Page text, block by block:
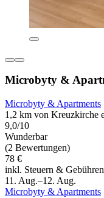
Microbyty &
Microbyty & Apartments
1,2 km von Kreuzkirche
9,0/10
Wunderbar
(2 Bewertungen)
78 €
inkl. Steuern & Gebühren
11. Aug.–12. Aug.
Microbyty & Apartments